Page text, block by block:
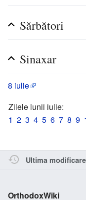
Sărbători
Sinaxar
8 iulie
Zilele lunii iulie:
1 2 3 4 5 6 7 8 9
Ultima
OrthodoxWiki